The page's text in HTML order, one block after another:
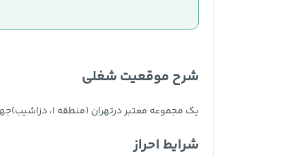
شرح موقعیت شغلی
یک مجموعه معتبر درتهران (منطقه ۱، دزاشیب)جهت تکمیل کادر خود از متقاضیان ساکناستان تهراناستخدام می‌نماید
شرایط احراز